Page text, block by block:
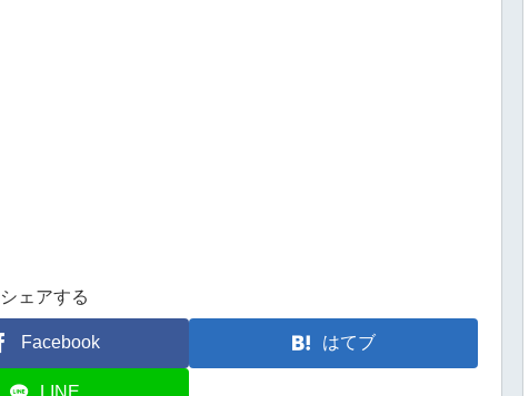
シェアする
Facebook はてブ
LINE